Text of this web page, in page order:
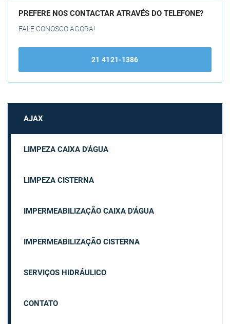
PREFERE NOS CONTACTAR ATRAVÉS DO TELEFONE?
FALE CONOSCO AGORA!
21 4121-1386
AJAX
LIMPEZA CAIXA D'ÁGUA
LIMPEZA CISTERNA
IMPERMEABILIZAÇÃO CAIXA D'ÁGUA
IMPERMEABILIZAÇÃO CISTERNA
SERVIÇOS HIDRÁULICO
CONTATO